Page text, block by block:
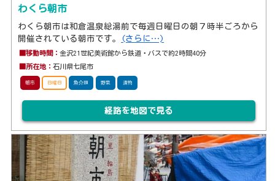
わくら朝市
わくら朝市は和倉温泉総湯前で毎週日曜日の朝７時半ごろから
開催されている朝市です。
(さらに…)
■移動時間：金沢21世紀美術館から鉄道・バスで約2時間40分
■所在地：石川県七尾市
朝市 日曜日 魚介類 野菜 漬物
経路を地図で見る